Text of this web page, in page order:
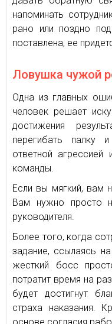
напоминать
рано или поздно
поставлена, ее
Ловушка чужой
Одна из главных
человек решает
достижения
перегибать палку
ответной
команды.
Если вы мягкий, вам
Вам нужно просто
руководителя.
Более того, когда
задание, ссылаясь
жесткий босс
потратит время на
будет достигнут
страха наказания.